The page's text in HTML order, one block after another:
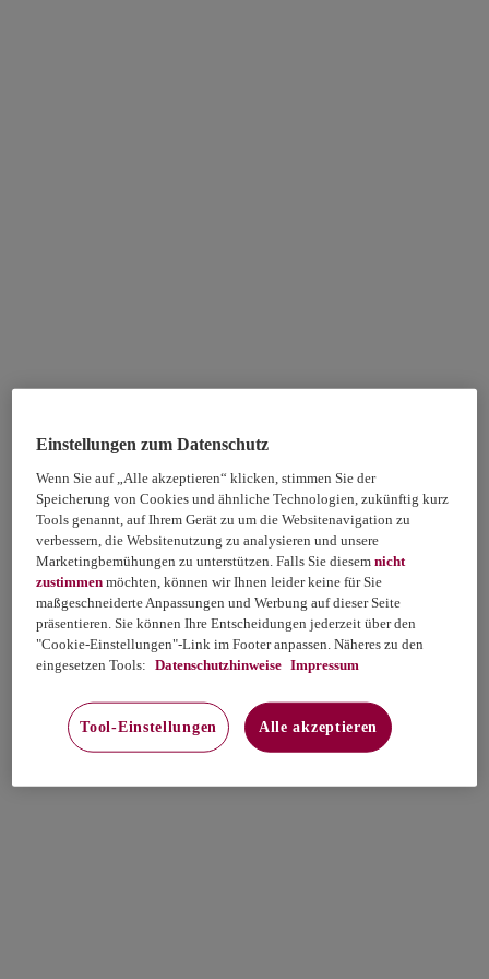
Einstellungen zum Datenschutz
Wenn Sie auf „Alle akzeptieren“ klicken, stimmen Sie der
Speicherung von Cookies und ähnliche Technologien, zukünftig kurz
Tools genannt, auf Ihrem Gerät zu um die Websitenavigation zu
verbessern, die Websitenutzung zu analysieren und unsere
Marketingbemühungen zu unterstützen. Falls Sie diesemnicht
zustimmen möchten, können wir Ihnen leider keine für Sie
maßgeschneiderte Anpassungen und Werbung auf dieser Seite
präsentieren. Sie können Ihre Entscheidungen jederzeit über den
"Cookie-Einstellungen"-Link im Footer anpassen. Näheres zu den
eingesetzen Tools: Datenschutzhinweise Impressum
Tool-Einstellungen Alle akzeptieren